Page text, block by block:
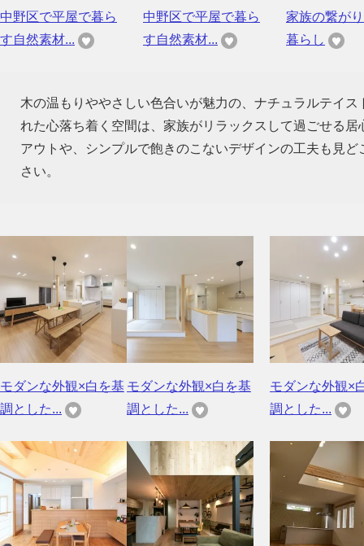
中野区で平屋で暮ら
す自然素材...
中野区で平屋で暮ら
す自然素材...
家族の繋が
暮らし
木の温もりややさしい色合いが魅力の、ナチュラルテイ
れた心落ち着く空間は、家族がリラックスして過ごせる
アウトや、シンプルで飽きのこないデザインの工夫も見
さい。
モダンな外観×白を基
調とした...
モダンな外観×白を基
調とした...
モダンな外観×
調とした...